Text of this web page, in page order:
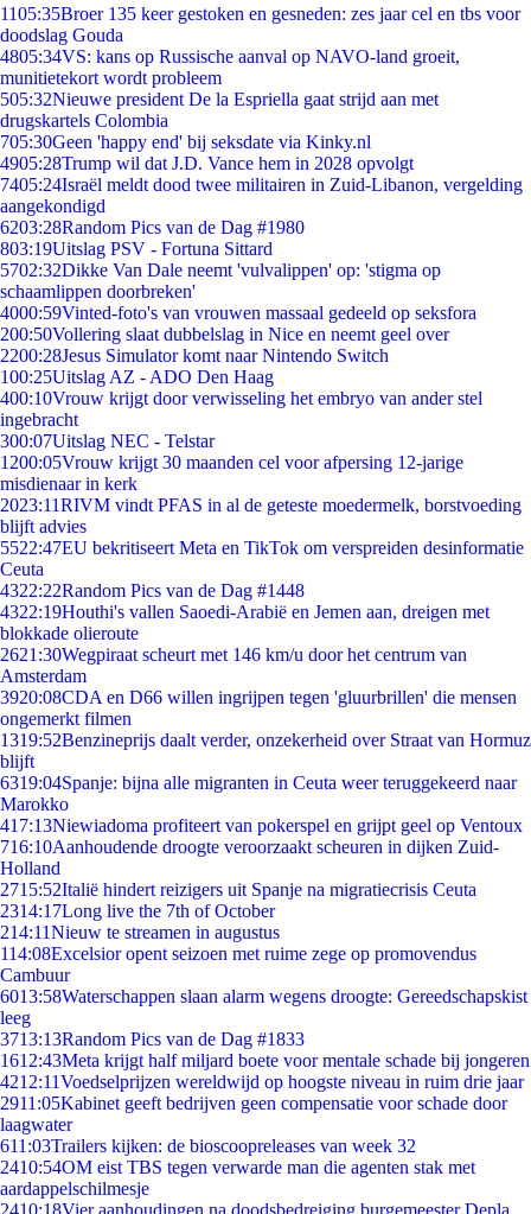
1105:35Broer 135 keer gestoken en gesneden: zes jaar cel en tbs voor
doodslag Gouda
4805:34VS: kans op Russische aanval op NAVO-land groeit,
munitietekort wordt probleem
505:32Nieuwe president De la Espriella gaat strijd aan met
drugskartels Colombia
705:30Geen 'happy end' bij seksdate via Kinky.nl
4905:28Trump wil dat J.D. Vance hem in 2028 opvolgt
7405:24Israël meldt dood twee militairen in Zuid-Libanon, vergelding
aangekondigd
6203:28Random Pics van de Dag #1980
803:19Uitslag PSV - Fortuna Sittard
5702:32Dikke Van Dale neemt 'vulvalippen' op: 'stigma op
schaamlippen doorbreken'
4000:59Vinted-foto's van vrouwen massaal gedeeld op seksfora
200:50Vollering slaat dubbelslag in Nice en neemt geel over
2200:28Jesus Simulator komt naar Nintendo Switch
100:25Uitslag AZ - ADO Den Haag
400:10Vrouw krijgt door verwisseling het embryo van ander stel
ingebracht
300:07Uitslag NEC - Telstar
1200:05Vrouw krijgt 30 maanden cel voor afpersing 12-jarige
misdienaar in kerk
2023:11RIVM vindt PFAS in al de geteste moedermelk, borstvoeding
blijft advies
5522:47EU bekritiseert Meta en TikTok om verspreiden desinformatie
Ceuta
4322:22Random Pics van de Dag #1448
4322:19Houthi's vallen Saoedi-Arabië en Jemen aan, dreigen met
blokkade olieroute
2621:30Wegpiraat scheurt met 146 km/u door het centrum van
Amsterdam
3920:08CDA en D66 willen ingrijpen tegen 'gluurbrillen' die mensen
ongemerkt filmen
1319:52Benzineprijs daalt verder, onzekerheid over Straat van Hormuz
blijft
6319:04Spanje: bijna alle migranten in Ceuta weer teruggekeerd naar
Marokko
417:13Niewiadoma profiteert van pokerspel en grijpt geel op Ventoux
716:10Aanhoudende droogte veroorzaakt scheuren in dijken Zuid-
Holland
2715:52Italië hindert reizigers uit Spanje na migratiecrisis Ceuta
2314:17Long live the 7th of October
214:11Nieuw te streamen in augustus
114:08Excelsior opent seizoen met ruime zege op promovendus
Cambuur
6013:58Waterschappen slaan alarm wegens droogte: Gereedschapskist
leeg
3713:13Random Pics van de Dag #1833
1612:43Meta krijgt half miljard boete voor mentale schade bij jongeren
4212:11Voedselprijzen wereldwijd op hoogste niveau in ruim drie jaar
2911:05Kabinet geeft bedrijven geen compensatie voor schade door
laagwater
611:03Trailers kijken: de bioscoopreleases van week 32
2410:54OM eist TBS tegen verwarde man die agenten stak met
aardappelschilmesje
2410:18Vier aanhoudingen na doodsbedreiging burgemeester Depla